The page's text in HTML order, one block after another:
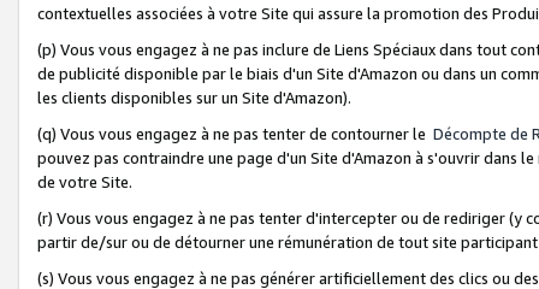
contextuelles associées à votre Site qui assure la promotion des
(p) Vous vous engagez à ne pas inclure de Liens Spéciaux dans tout
de publicité disponible par le biais d'un Site d'Amazon ou dans un
les clients disponibles sur un Site d'Amazon).
(q) Vous vous engagez à ne pas tenter de contourner le Décompte de
pouvez pas contraindre une page d'un Site d'Amazon à s'ouvrir dans
de votre Site.
(r) Vous vous engagez à ne pas tenter d'intercepter ou de rediriger
partir de/sur ou de détourner une rémunération de tout site
(s) Vous vous engagez à ne pas générer artificiellement des clics ou